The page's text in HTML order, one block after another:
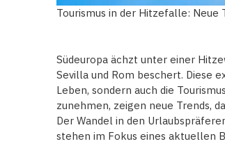
Tourismus in der Hitzefalle:
Südeuropa ächzt unter einer
Sevilla und Rom beschert. Diese
Leben, sondern auch die
zunehmen, zeigen neue Trends,
Der Wandel in den
stehen im Fokus eines aktuellen